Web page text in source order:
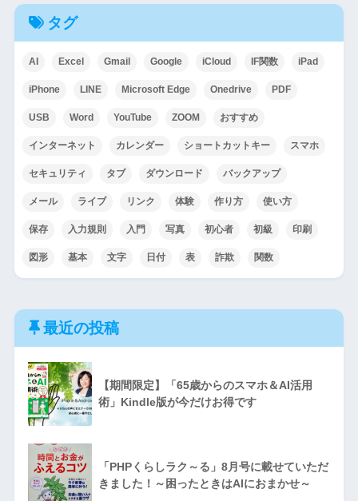
タグ
AI Excel Gmail Google iCloud IF関数 iPad
iPhone LINE Microsoft Edge Onedrive PDF
USB Word YouTube ZOOM おすすめ
インターネット カレンダー ショートカットキー スマホ
セキュリティ タブ ダウンロード バックアップ
メール ライブ リンク 体験 作り方 使い方
保存 入力規則 入門 写真 初心者 初級 印刷
図形 基本 文字 日付 表 詐欺 関数
最近の投稿
【期間限定】「65歳からのスマホ＆AI活用
術」Kindle版が今だけお得です
「PHPくらしラク～る」8月号に載せていただ
きました！～困ったときはAIにおまかせ～